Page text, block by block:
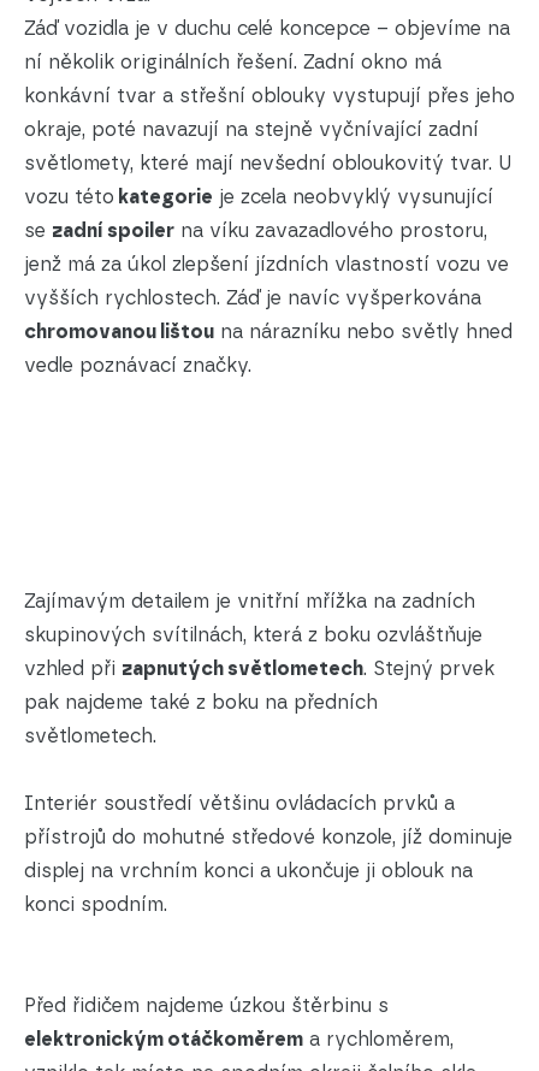
Záď vozidla je v duchu celé koncepce – objevíme na
ní několik originálních řešení. Zadní okno má
konkávní tvar a střešní oblouky vystupují přes jeho
okraje, poté navazují na stejně vyčnívající zadní
světlomety, které mají nevšední obloukovitý tvar. U
vozu této kategorie je zcela neobvyklý vysunující
se zadní spoiler na víku zavazadlového prostoru,
jenž má za úkol zlepšení jízdních vlastností vozu ve
vyšších rychlostech. Záď je navíc vyšperkována
chromovanou lištou na nárazníku nebo světly hned
vedle poznávací značky.
Zajímavým detailem je vnitřní mřížka na zadních
skupinových svítilnách, která z boku ozvláštňuje
vzhled při zapnutých světlometech. Stejný prvek
pak najdeme také z boku na předních
světlometech.
Interiér soustředí většinu ovládacích prvků a
přístrojů do mohutné středové konzole, jíž dominuje
displej na vrchním konci a ukončuje ji oblouk na
konci spodním.
Před řidičem najdeme úzkou štěrbinu s
elektronickým otáčkoměrem a rychloměrem,